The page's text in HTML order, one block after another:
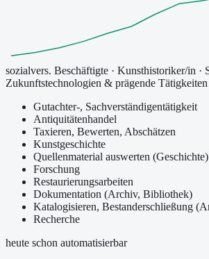
sozialvers. Beschäftigte · Kunsthistoriker/in ·
Zukunftstechnologien & prägende Tätigkeiten
Gutachter-, Sachverständigentätigkeit
Antiquitätenhandel
Taxieren, Bewerten, Abschätzen
Kunstgeschichte
Quellenmaterial auswerten (Geschichte)
Forschung
Restaurierungsarbeiten
Dokumentation (Archiv, Bibliothek)
Katalogisieren, Bestanderschließung
Recherche
heute schon automatisierbar